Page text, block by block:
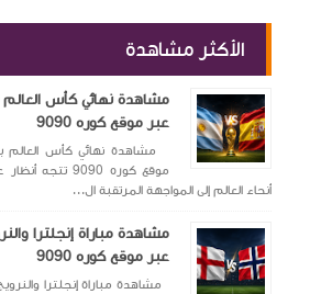
الأكثر مشاهدة
مشاهدة نهائي كأس العالم
عبر موقع كوره 9090
مشاهدة نهائي كأس العالم
موقع كوره 9090
أنحاء العالم إلى المواجهة المرتقبة ال...
مشاهدة مباراة إنجلترا
عبر موقع كوره 9090
مشاهدة مباراة إنجلترا